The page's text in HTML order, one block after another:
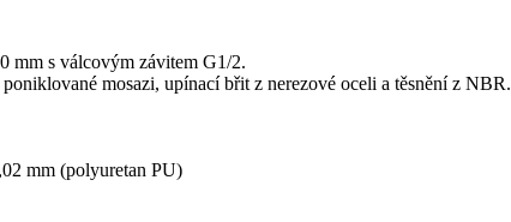
mm s válcovým závitem G1/2.
mosazi, upínací břit z nerezové oceli a těsnění z NBR.
mm (polyuretan PU)